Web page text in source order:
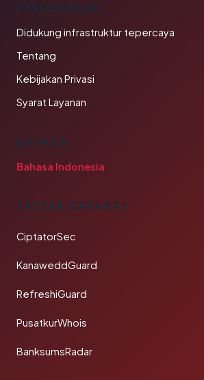
PERUSAHAAN
Didukung infrastruktur tepercaya
Tentang
Kebijakan Privasi
Syarat Layanan
BAHASA
Bahasa Indonesia
TAUTAN SAHABAT
CiptatorSec
KanaweddGuard
RefreshiGuard
PusatkurWhois
BanksumsRadar